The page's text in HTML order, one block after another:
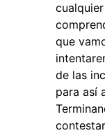
que
de las
para así